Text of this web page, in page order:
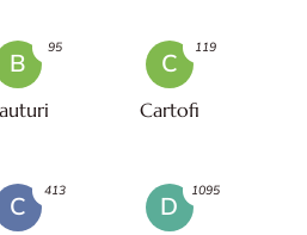
B
95
C
Cartofi
119
C
413
D
1095